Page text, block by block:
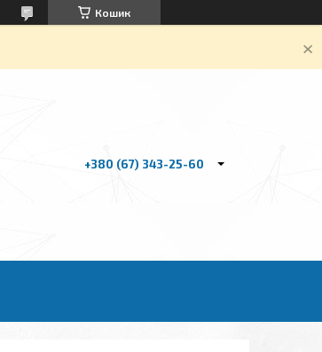
Кошик
+380 (67) 343-25-60